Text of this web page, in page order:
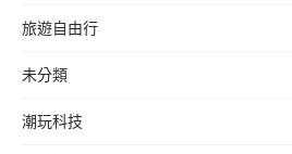
旅遊自由行
未分類
潮玩科技